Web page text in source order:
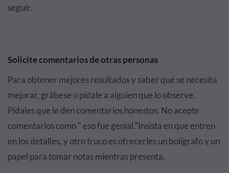
seguir.
Solicite comentarios de otras personas
Para obtener mejores resultados y saber qué se necesita
mejorar, grábese o pídale a alguien que lo observe.
Pídales que le den comentarios honestos. No acepte
comentarios como " eso fue genial."Insista en que entren
en los detalles, y otro truco es ofrecerles un bolígrafo y un
papel para tomar notas mientras presenta.